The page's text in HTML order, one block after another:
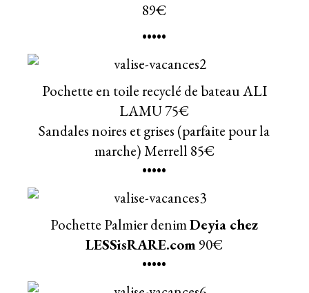
89€
•••••
Pochette en toile recyclé de bateau ALI
LAMU 75€
Sandales noires et grises (parfaite pour la
marche)Merrell 85€
•••••
Pochette Palmier denimDeyia chez
LESSisRARE.com90€
•••••